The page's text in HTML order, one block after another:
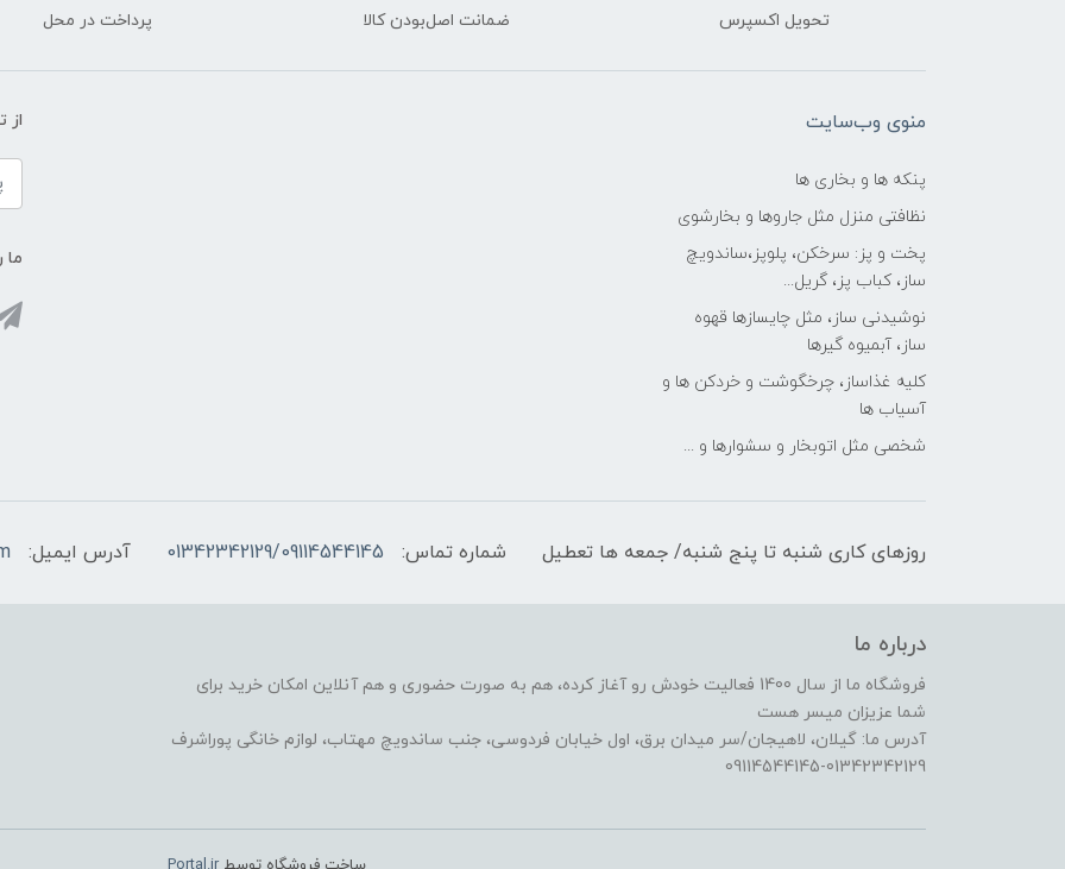
تحویل اکسپرس ضمانت اصل‌بودن کالا پرداخت در محل
منوی وب‌سایت
پنکه ها و بخاری ها
نظافتی منزل مثل جاروها و بخارشوی
پخت و پز: سرخکن، پلوپز،ساندویچ
ساز، کباب پز، گریل...
نوشیدنی ساز، مثل چایسازها قهوه
ساز، آبمیوه گیرها
کلیه غذاساز، چرخگوشت و خردکن ها و
آسیاب ها
شخصی مثل اتوبخار و سشوارها و ...
از
ما
روزهای کاری شنبه تا پنج شنبه/ جمعه ها تعطیل شماره تماس: 01342342129/09114544145 آدرس ایمیل:
درباره ما
فروشگاه ما از سال 1400 فعالیت خودش رو آغاز کرده، هم به صورت حضوری و هم آنلاین امکان خرید برای
شما عزیزان میسر هست
آدرس ما: گیلان، لاهیجان/سر میدان برق، اول خیابان فردوسی، جنب ساندویچ مهتاب، لوازم خانگی پوراشرف
09114544145-01342342129